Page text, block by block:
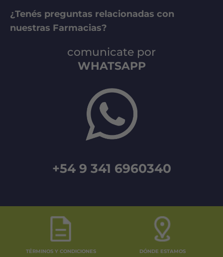
¿Tenés preguntas relacionadas con
nuestras Farmacias?
comunicate por
WHATSAPP
+54 9 341 6960340
TÉRMINOS Y CONDICIONES DÓNDE ESTAMOS